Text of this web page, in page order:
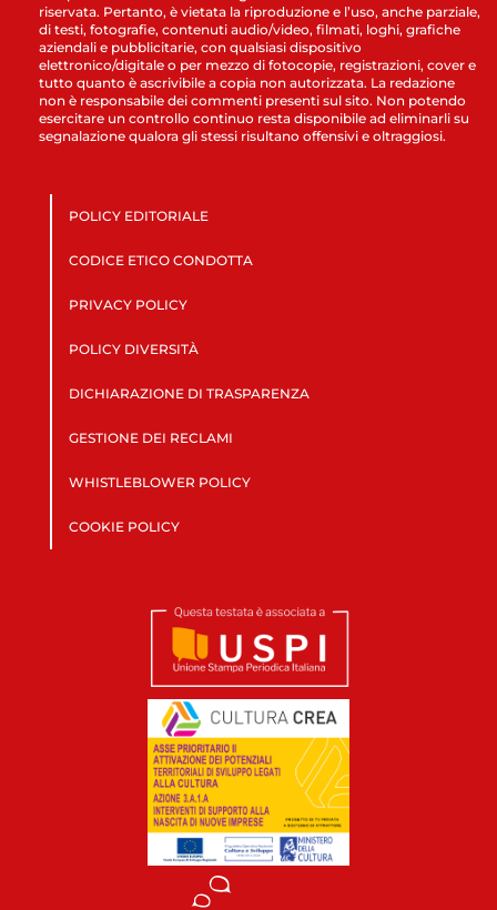
riservata. Pertanto, è vietata la riproduzione e l’uso, anche parziale,
di testi, fotografie, contenuti audio/video, filmati, loghi, grafiche
aziendali e pubblicitarie, con qualsiasi dispositivo
elettronico/digitale o per mezzo di fotocopie, registrazioni, cover e
tutto quanto è ascrivibile a copia non autorizzata. La redazione
non è responsabile dei commenti presenti sul sito. Non potendo
esercitare un controllo continuo resta disponibile ad eliminarli su
segnalazione qualora gli stessi risultano offensivi e oltraggiosi.
POLICY EDITORIALE
CODICE ETICO CONDOTTA
PRIVACY POLICY
POLICY DIVERSITÀ
DICHIARAZIONE DI TRASPARENZA
GESTIONE DEI RECLAMI
WHISTLEBLOWER POLICY
COOKIE POLICY